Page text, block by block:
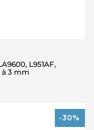
L951AF,
à 3 mm
-30%